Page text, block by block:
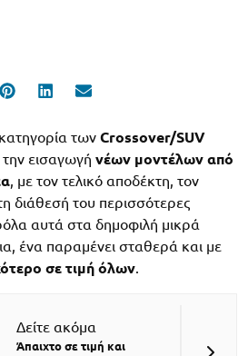
των Crossover/SUV
εισαγωγή νέων μοντέλων από
, με τον τελικό αποδέκτη, τον
διάθεσή του περισσότερες
αυτά στα δημοφιλή μικρά
ένα παραμένει σταθερά και με
σε τιμή όλων.
Δείτε ακόμα
Άπαιχτο σε τιμή και